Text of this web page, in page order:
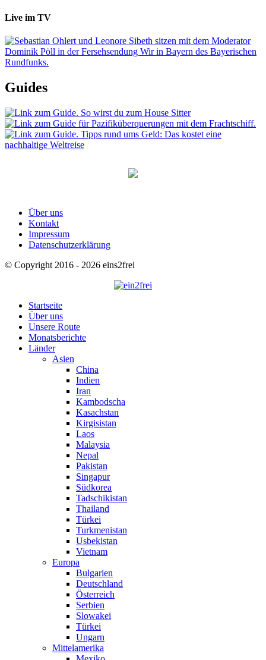
Live im TV
Guides
Über uns
Kontakt
Impressum
Datenschutzerklärung
© Copyright 2016 - 2026 eins2frei
Startseite
Über uns
Unsere Route
Monatsberichte
Länder
Asien
China
Indien
Iran
Kambodscha
Kasachstan
Kirgisistan
Laos
Malaysia
Nepal
Pakistan
Singapur
Südkorea
Tadschikistan
Thailand
Türkei
Turkmenistan
Usbekistan
Vietnam
Europa
Bulgarien
Deutschland
Österreich
Serbien
Slowakei
Türkei
Ungarn
Mittelamerika